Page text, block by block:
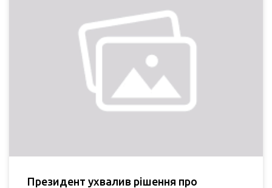
Президент ухвалив рішення про